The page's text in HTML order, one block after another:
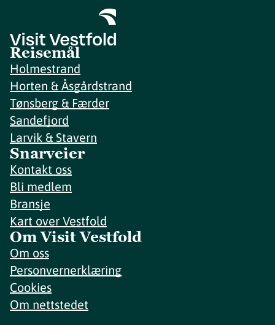
Reisemål
Holmestrand
Horten & Åsgårdstrand
Tønsberg & Færder
Sandefjord
Larvik & Stavern
Snarveier
Kontakt oss
Bli medlem
Bransje
Kart over Vestfold
Om Visit Vestfold
Om oss
Personvernerklæring
Cookies
Om nettstedet